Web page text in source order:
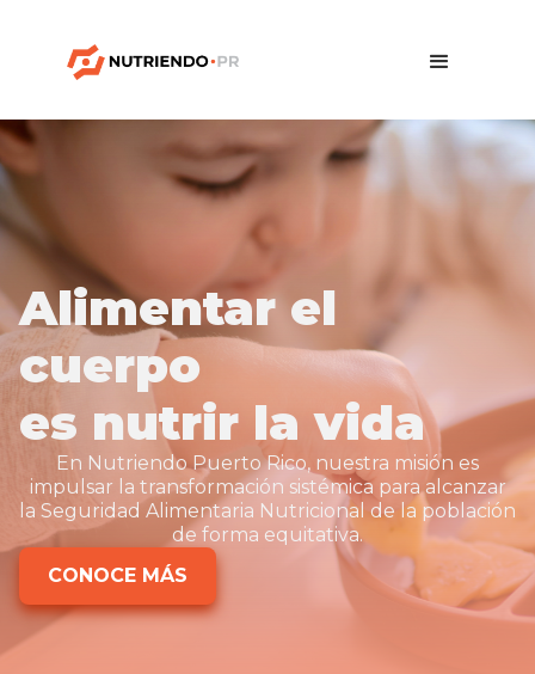
Alimentar el
cuerpo
es nutrir la vida
En Nutriendo Puerto Rico, nuestra misión es
impulsar la transformación sistémica para alcanzar
la Seguridad Alimentaria Nutricional de la población
de forma equitativa.
CONOCE MÁS